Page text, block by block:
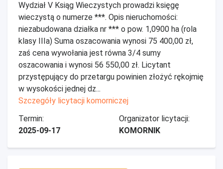
Wydział V Ksiąg Wieczystych prowadzi księgę
wieczystą o numerze ***. Opis nieruchomości:
niezabudowana działka nr *** o pow. 1,0900 ha (rola
klasy IIIa) Suma oszacowania wynosi 75 400,00 zł,
zaś cena wywołania jest równa 3/4 sumy
oszacowania i wynosi 56 550,00 zł. Licytant
przystępujący do przetargu powinien złożyć rękojmię
w wysokości jednej dz...
Szczegóły licytacji komorniczej
Termin:
2025-09-17
Organizator licytacji:
KOMORNIK